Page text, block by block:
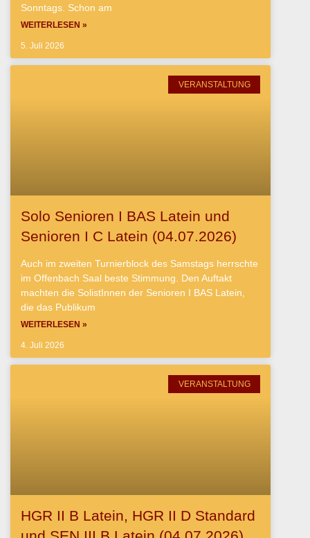
Sonntags. Schon am
WEITERLESEN »
5. Juli 2026
VERANSTALTUNG
Solo Senioren I BAS Latein und
Senioren I C Latein (04.07.2026)
Auch im zweiten Turnierblock des Samstags herrschte
im Offenbach Saal beste Stimmung. Den Auftakt
machten die SolistInnen der Senioren I BAS Latein,
die das Publikum
WEITERLESEN »
4. Juli 2026
VERANSTALTUNG
HGR II B Latein, HGR II D Standard